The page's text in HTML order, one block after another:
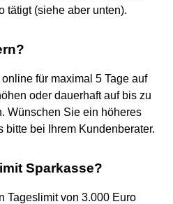
tätigt (siehe aber unten).
für maximal 5 Tage auf
oder dauerhaft auf bis zu
Wünschen Sie ein höheres
bitte bei Ihrem Kundenberater.
Sparkasse?
Tageslimit von 3.000 Euro